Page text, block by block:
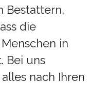
Bestattern,
die
in
Bei uns
nach Ihren